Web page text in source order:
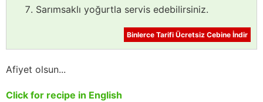
Sarımsaklı yoğurtla servis edebilirsiniz.
Binlerce Tarifi Ücretsiz Cebine İndir
Afiyet olsun...
Click for recipe in English